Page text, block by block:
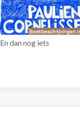
En dan nog iets